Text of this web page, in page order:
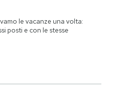
le vacanze una volta:
posti e con le stesse